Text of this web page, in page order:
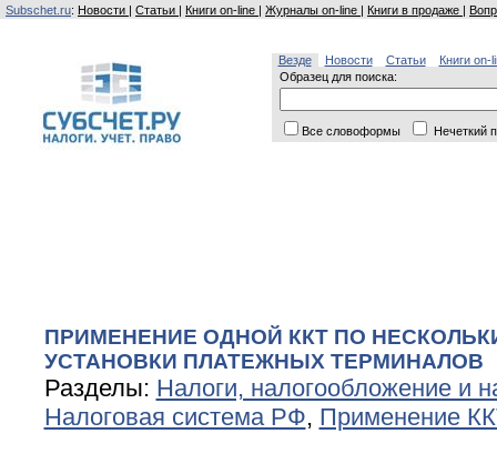
Subschet.ru: Новости | Статьи | Книги on-line | Журналы on-line | Книги в продаже |
Везде Новости Статьи
Книги on-
Образец для поиска:
Все словоформы Нечеткий
ПРИМЕНЕНИЕ ОДНОЙ ККТ ПО
УСТАНОВКИ ПЛАТЕЖНЫХ ТЕРМИНАЛОВ
Разделы: Налоги, налогообложение и
Налоговая система РФ, Применение